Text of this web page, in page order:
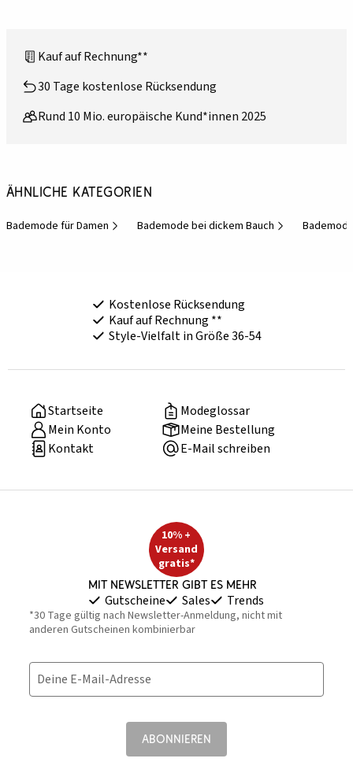
Kauf auf Rechnung**
30 Tage kostenlose Rücksendung
Rund 10 Mio. europäische Kund*innen 2025
Ähnliche Kategorien
Bademode für Damen Bademode bei dickem Bauch
Kostenlose Rücksendung
Kauf auf Rechnung **
Style-Vielfalt in Größe 36-54
Startseite
Modeglossar
Mein Konto
Meine Bestellung
Kontakt
E-Mail schreiben
10% +
Versand
gratis*
Mit Newsletter gibt es mehr
Gutscheine Sales Trends
*30 Tage gültig nach Newsletter-Anmeldung, nicht mit
anderen Gutscheinen kombinierbar
Deine E-Mail-Adresse
ABONNIEREN